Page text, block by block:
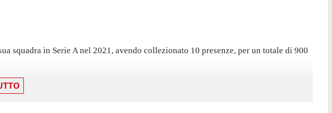
squadra in Serie A nel 2021, avendo collezionato 10 presenze, per un totale di 900
3-2 contro Cuiabá, in cui ha giocato 89 minuti.